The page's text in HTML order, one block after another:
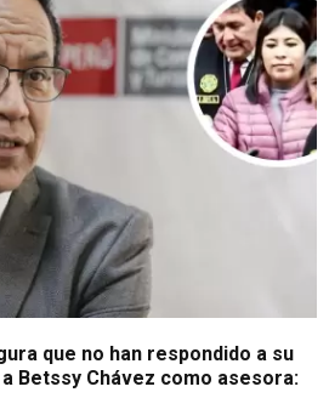
que no han respondido a su
Betssy Chávez como asesora: